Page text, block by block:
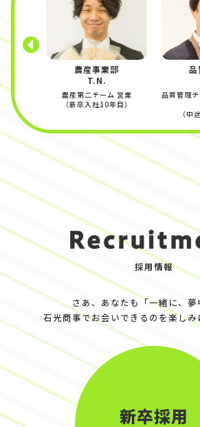
農産事業部
T.N.
農産第二チーム 営業
（新卒入社10年目）
品
品質管理
（中
採用情報
さあ、あなたも「一緒に、夢
石光商事でお会いできるのを楽しみ
新卒採用